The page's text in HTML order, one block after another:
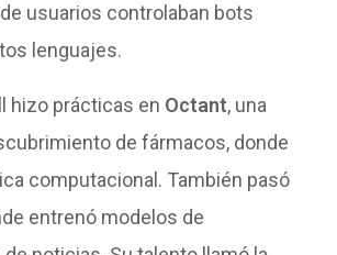
usuarios controlaban bots
lenguajes.
hizo prácticas en Octant, una
de fármacos, donde
computacional. También pasó
entrenó modelos de